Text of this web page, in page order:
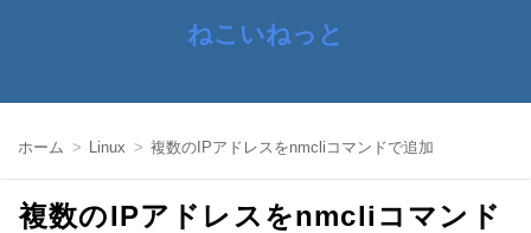
ねこいねっと
ホーム Linux 複数のIPアドレスをnmcliコマンドで追加
複数のIPアドレスをnmcliコマンド